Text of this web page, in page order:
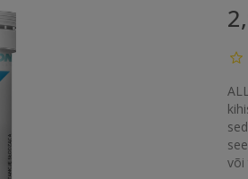
või